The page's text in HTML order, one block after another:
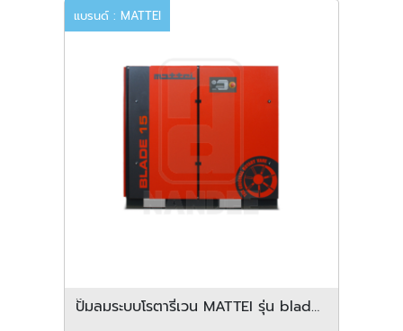
แบรนด์ : MATTEI
ปั๊มลมระบบโรตารี่เวน MATTEI รุ่น blade